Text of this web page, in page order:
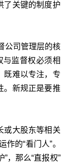
了关键的制度护
公司管理层的核
与监督权必须相
既难以专注，专
。新规正是要推
或大股东等相关
作的“看门人”。
，那么“直报权”